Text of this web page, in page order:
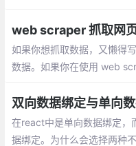
web scraper 抓取网
如果你想抓取数据，又懒得
数据。如果你在使用 web
你放弃 web scraper 。
双向数据绑定与单向
在react中是单向数据绑定，
据绑定。为什么会选择两种